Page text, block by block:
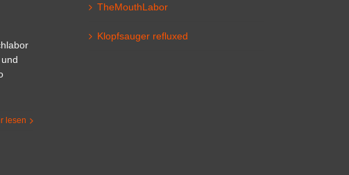
lesen
TheMouthLabor
Klopfsauger refluxed